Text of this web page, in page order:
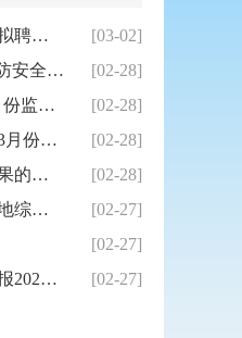
翁源县2026年公开招聘教师拟聘用人员公示（...
[03-02]
“双随机、一公开”幼儿园消防安全专项整治2月...
[02-28]
“双随机、一公开”2026年2月份监督抽查结...
[02-28]
翁源县消防救援大队2026年3月份县级“双随...
[02-28]
关于翁源县村庄分类调整结果的公示
[02-28]
关于《韶关市翁源县全域土地综合整治实施方案（...
[02-27]
[02-27]
翁源县消防救援大队关于申报2026年度消防安...
[02-27]